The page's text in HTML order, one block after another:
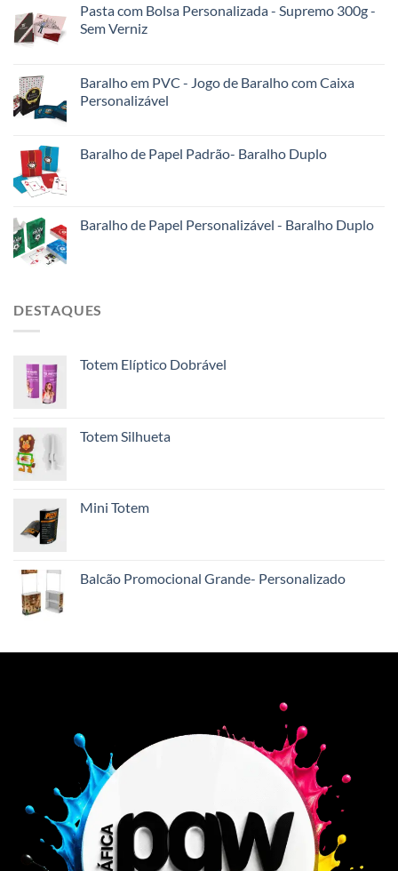
Pasta com Bolsa Personalizada - Supremo 300g -
Sem Verniz
Baralho em PVC - Jogo de Baralho com Caixa
Personalizável
Baralho de Papel Padrão- Baralho Duplo
Baralho de Papel Personalizável - Baralho Duplo
DESTAQUES
Totem Elíptico Dobrável
Totem Silhueta
Mini Totem
Balcão Promocional Grande- Personalizado